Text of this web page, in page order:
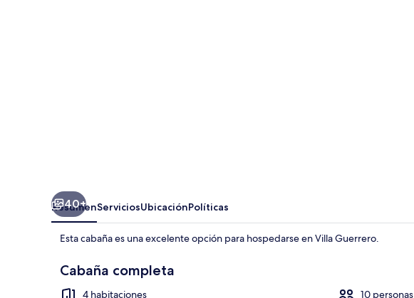
40+
ResumenServiciosUbicaciónPolíticas
Esta cabaña es una excelente opción para hospedarse en Villa Guerrero.
Cabaña completa
4 habitaciones 10 personas